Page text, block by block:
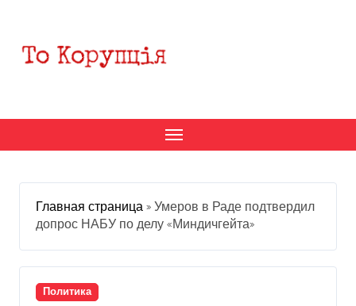
содержанию
Главная страница » Умеров в Раде подтвердил
допрос НАБУ по делу «Миндичгейта»
Политика